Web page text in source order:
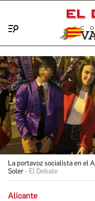
La portavoz socialista en el
Soler
El Debate
Alicante